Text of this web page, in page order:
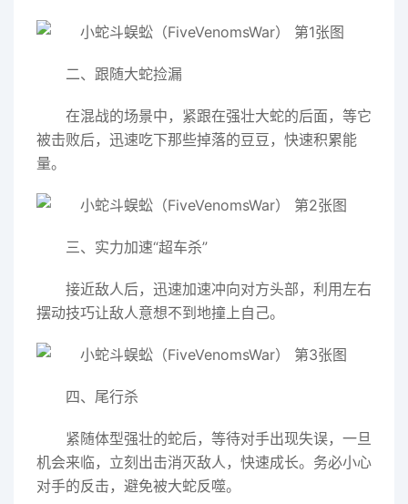
二、跟随大蛇捡漏
在混战的场景中，紧跟在强壮大蛇的后面，等它
被击败后，迅速吃下那些掉落的豆豆，快速积累能
量。
三、实力加速“超车杀”
接近敌人后，迅速加速冲向对方头部，利用左右
摆动技巧让敌人意想不到地撞上自己。
四、尾行杀
紧随体型强壮的蛇后，等待对手出现失误，一旦
机会来临，立刻出击消灭敌人，快速成长。务必小心
对手的反击，避免被大蛇反噬。